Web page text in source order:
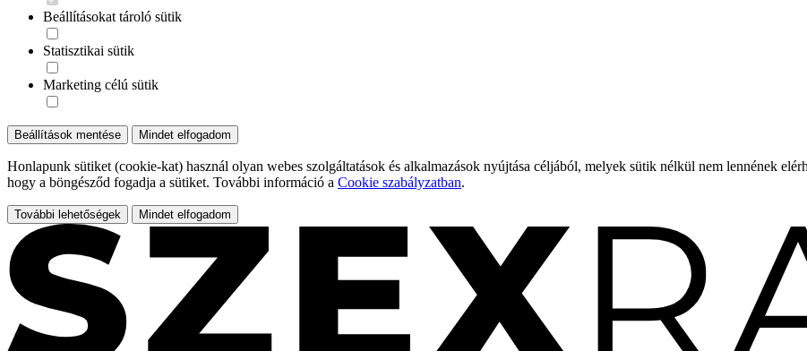
Beállításokat tároló sütik
Statisztikai sütik
Marketing célú sütik
Beállítások mentése Mindet elfogadom
Honlapunk sütiket (cookie-kat) használ olyan webes szolgáltatások és alkalmazások nyújtása céljából, melyek sütik nélkül nem lennének
hogy a böngésződ fogadja a sütiket. További információ a Cookie szabályzatban.
További lehetőségek Mindet elfogadom